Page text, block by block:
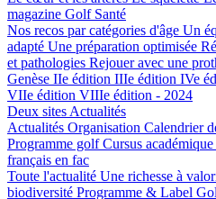
magazine Golf Santé
Nos recos par catégories d'âge Un
adapté Une préparation optimisée
et pathologies Rejouer avec une
Genèse IIe édition IIIe édition IVe
VIIe édition VIIIe édition - 2024
Deux sites Actualités
Actualités Organisation Calendrier
Programme golfCursus académique
français en fac
Toute l'actualité Une richesse à
biodiversité Programme & Label